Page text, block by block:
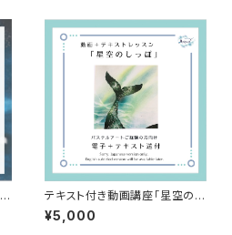
テキスト付き動画講座「星空のし
っぽ」（電子教材＋テキスト送
付）
¥5,000